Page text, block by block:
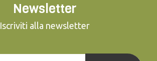
Newsletter
Iscriviti alla newsletter